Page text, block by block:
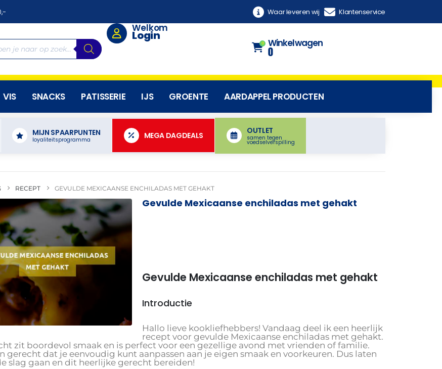
Waar leveren wij Klantenservice
Welkom
Login
0 Winkelwagen
0
VIS SNACKS PATISSERIE IJS GROENTE AARDAPPEL PRODUCTEN
MIJN SPAARPUNTEN
loyaliteitsprogramma MEGA DAGDEALS
OUTLET
samen tegen
voedselverspilling
RECEPT GEVULDE MEXICAANSE ENCHILADAS MET GEHAKT
Gevulde Mexicaanse enchiladas met gehakt
Gevulde Mexicaanse enchiladas met gehakt
Introductie
Hallo lieve kookliefhebbers! Vandaag deel ik een heerlijk
recept voor gevulde Mexicaanse enchiladas met gehakt.
zit boordevol smaak en is perfect voor een gezellige avond met vrienden of familie.
gerecht dat je eenvoudig kunt aanpassen aan je eigen smaak en voorkeuren. Dus laten
slag gaan en dit heerlijke gerecht bereiden!